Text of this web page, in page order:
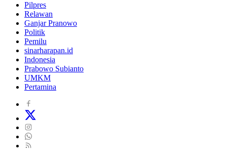
Pilpres
Relawan
Ganjar Pranowo
Politik
Pemilu
sinarharapan.id
Indonesia
Prabowo Subianto
UMKM
Pertamina